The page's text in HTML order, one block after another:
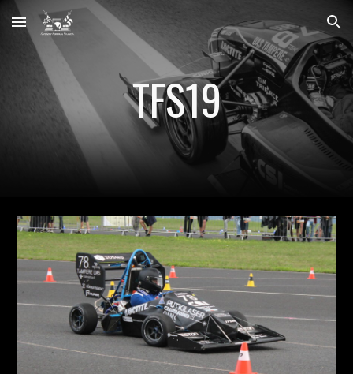
Skip to main content Skip to navigation
TFS19